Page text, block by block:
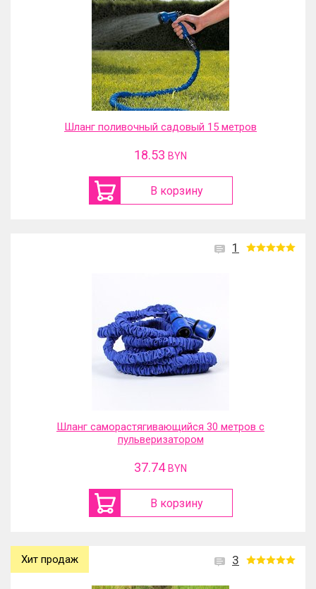
Шланг поливочный садовый 15 метров
18.53 BYN
В корзину
1
Шланг саморастягивающийся 30 метров с
пульверизатором
37.74 BYN
В корзину
3
Хит продаж